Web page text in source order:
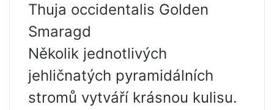
Thuja occidentalis Golden
Smaragd
Několik jednotlivých
jehličnatých pyramidálních
stromů vytváří krásnou kulisu.